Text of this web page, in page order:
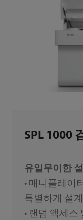
SPL 1000
유일무이한
• 매니퓰레이
특별하게 설
• 랜덤 액세스